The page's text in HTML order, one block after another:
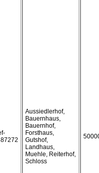
Aussiedlerhof,
Bauernhaus,
Bauernhof,
Forsthaus,
Gutshof,
Landhaus,
Muehle, Reiterhof,
Schloss